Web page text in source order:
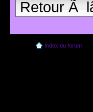
Retour Ã
Index du forum